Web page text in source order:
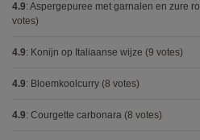
4.9: Aspergepuree met garnalen en zure
votes)
4.9: Konijn op Italiaanse wijze (9 votes)
4.9: Bloemkoolcurry (8 votes)
4.9: Courgette carbonara (8 votes)